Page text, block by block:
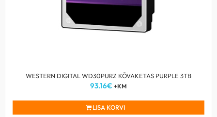
WESTERN DIGITAL WD30PURZ KÕVAKETAS PURPLE 3TB
93.16€ +KM
LISA KORVI